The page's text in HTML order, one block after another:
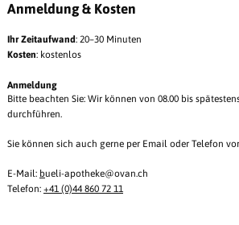
Anmeldung & Kosten
Ihr Zeitaufwand: 20–30 Minuten
Kosten: kostenlos
Anmeldung
Bitte beachten Sie: Wir können von 08.00 bis
durchführen.
Sie können sich auch gerne per Email oder Telefon
E-Mail: bueli-apotheke@ovan.ch
Telefon: +41 (0)44 860 72 11